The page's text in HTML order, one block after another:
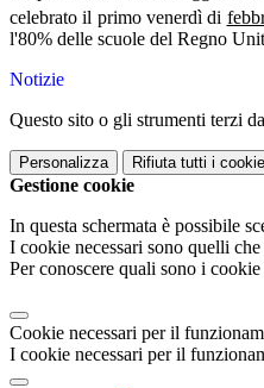
celebrato il primo venerdì di
l'80% delle scuole del Regno
Notizie
Questo sito o gli strumenti terzi
Personalizza Rifiuta tutti i
Gestione cookie
In questa schermata è possibile
I cookie necessari sono quelli
Per conoscere quali sono i
Cookie necessari per il
I cookie necessari per il